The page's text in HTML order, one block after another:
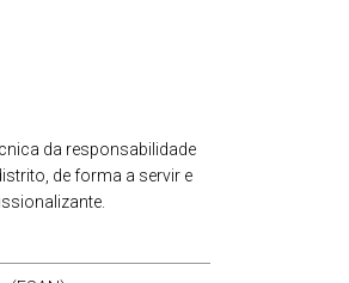
da responsabilidade
de forma a servir e